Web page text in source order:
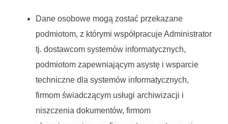
Dane osobowe mogą zostać przekazane
podmiotom, z którymi współpracuje Administrator
tj. dostawcom systemów informatycznych,
podmiotom zapewniającym asystę i wsparcie
techniczne dla systemów informatycznych,
firmom świadczącym usługi archiwizacji i
niszczenia dokumentów, firmom